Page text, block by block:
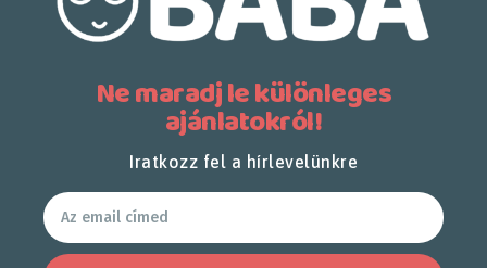
Ne maradj le különleges
ajánlatokról!
Iratkozz fel a hírlevelünkre